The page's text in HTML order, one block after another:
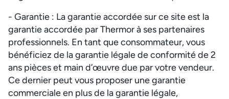
- Garantie : La garantie accordée sur ce site est la
garantie accordée par Thermor à ses partenaires
professionnels. En tant que consommateur, vous
bénéficiez de la garantie légale de conformité de 2
ans pièces et main d’œuvre due par votre vendeur.
Ce dernier peut vous proposer une garantie
commerciale en plus de la garantie légale,